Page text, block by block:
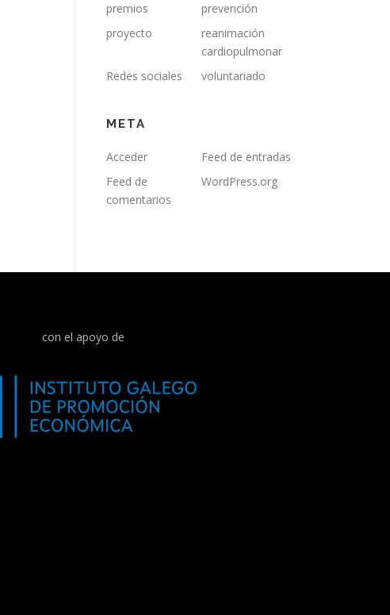
premios
prevención
proyecto
reanimación
cardiopulmonar
Redes sociales
voluntariado
META
Acceder
Feed de entradas
Feed de
comentarios
WordPress.org
con el apoyo de